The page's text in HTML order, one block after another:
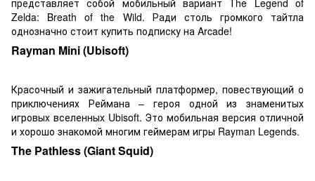
Zelda: Breath of the Wild. Ради столь громкого тайтла
однозначно стоит купить подписку на Arcade!
Rayman Mini (Ubisoft)
Красочный и зажигательный платформер, повествующий о
приключениях Реймана – героя одной из знаменитых
игровых вселенных Ubisoft. Это мобильная версия отличной
и хорошо знакомой многим геймерам игры Rayman Legends.
The Pathless (Giant Squid)